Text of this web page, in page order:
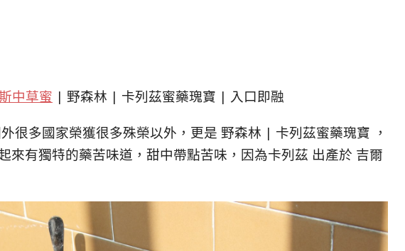
中草蜜 | 野森林 | 卡列茲蜜藥瑰寶 | 入口即融
很多國家榮獲很多殊榮以外，更是 野森林 | 卡列茲蜜藥瑰寶 ，
來有獨特的藥苦味道，甜中帶點苦味，因為卡列茲 出產於 吉爾